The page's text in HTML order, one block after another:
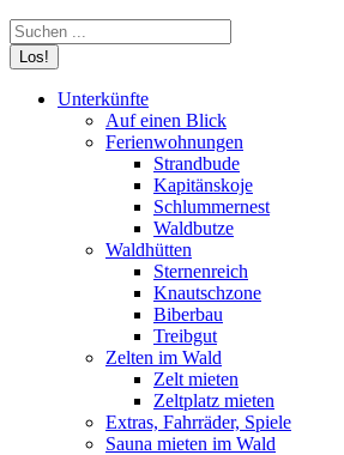
Search:
Unterkünfte
Auf einen Blick
Ferienwohnungen
Strandbude
Kapitänskoje
Schlummernest
Waldbutze
Waldhütten
Sternenreich
Knautschzone
Biberbau
Treibgut
Zelten im Wald
Zelt mieten
Zeltplatz mieten
Extras, Fahrräder, Spiele
Sauna mieten im Wald